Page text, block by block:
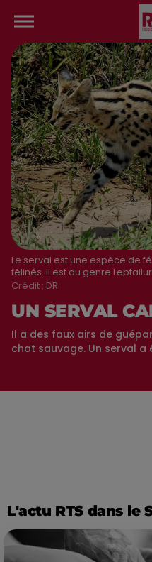
Le serval est une espèce de
félinés. Il est du genre
Crédit : DR
UN SERVAL
Il a des faux airs de
chat sauvage. Un serval a
L'actu RTS dans le